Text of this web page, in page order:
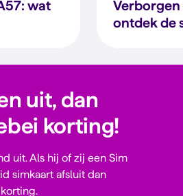
wat
Verborgen
ontdek de
uit, dan
korting!
uit. Als hij of zij een Sim
simkaart afsluit dan